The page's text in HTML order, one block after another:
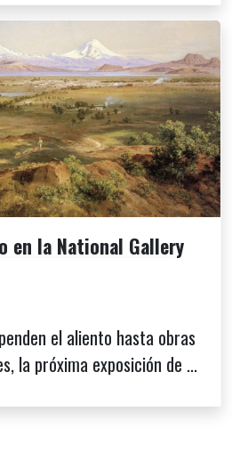
en la National Gallery
el aliento hasta obras
la próxima exposición de ...